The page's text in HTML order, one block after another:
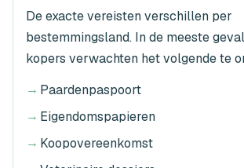
De exacte vereisten verschillen per
bestemmingsland. In de meeste
kopers verwachten het volgende te
→ Paardenpaspoort
→ Eigendomspapieren
→ Koopovereenkomst